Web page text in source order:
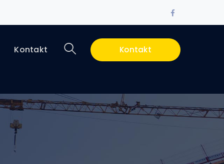
Facebook
Profile
Kontakt
Kontakt